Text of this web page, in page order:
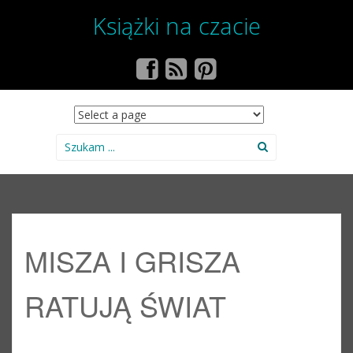
Książki na czacie
SKIP TO CONTENT
Search for:
MISZA I GRISZA
RATUJĄ ŚWIAT